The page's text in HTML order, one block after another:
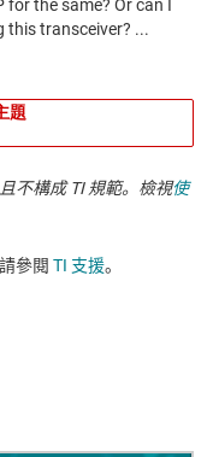
題
不構成 TI 規範。檢視使
參閱 TI 支援。​​​​​​​​​​​​​​